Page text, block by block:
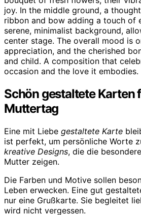
Schön gestaltete Karten
Muttertag
Eine mit Liebe gestaltete Karte
ist perfekt, um persönliche Worte
kreative Designs, die die
Mutter zeigen.
Die Farben und Motive sollen
Leben erwecken. Eine gut
nur eine Grußkarte. Sie begleitet
wird nicht vergessen.